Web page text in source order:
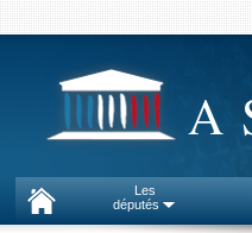
Les
députés